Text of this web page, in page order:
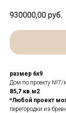
930000,00 руб.
размер 6х9
Дом по проекту №7/
85,7 кв.м2
*Любой проект
перегородки из